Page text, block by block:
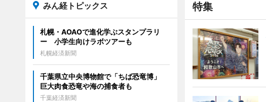
特集
みん経トピックス
札幌・AOAOで進化学ぶスタンプラリ
ー 小学生向けラボツアーも
札幌経済新聞
千葉県立中央博物館で「ちば恐竜博」
巨大肉食恐竜や海の捕食者も
千葉経済新聞